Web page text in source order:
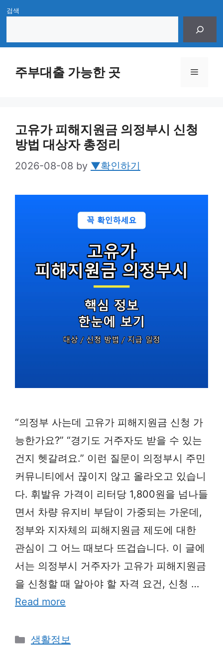
Skip
content
검색
주부대출 가능한 곳 Menu
고유가 피해지원금 의정부시 신청
방법 대상자 총정리
2026-08-08 by ▼확인하기
“의정부 사는데 고유가 피해지원금 신청 가
능한가요?” “경기도 거주자도 받을 수 있는
건지 헷갈려요.” 이런 질문이 의정부시 주민
커뮤니티에서 끊이지 않고 올라오고 있습니
다. 휘발유 가격이 리터당 1,800원을 넘나들
면서 차량 유지비 부담이 가중되는 가운데,
정부와 지자체의 피해지원금 제도에 대한
관심이 그 어느 때보다 뜨겁습니다. 이 글에
서는 의정부시 거주자가 고유가 피해지원금
을 신청할 때 알아야 할 자격 요건, 신청 …
Read more
Categories
생활정보